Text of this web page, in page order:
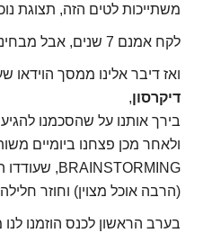
משתייכות לטים הזה, תצוגת
לקח אמנם 7 שנים, אבל מבחינתי, "עשיתי" את שלי
ואז דיבר אלינו ממסך הוידאו
דיקרסון,
בירך אותנו על שהסכמנו
ולאחר מכן פצחנו ביומיים
BRAINSTORMING, שעודדו הכרויות, שיתוף, שיח אוכל
(הרבה אוכל מצוין) וחוזר
בערב הראשון לכנס הוזמנו לנו